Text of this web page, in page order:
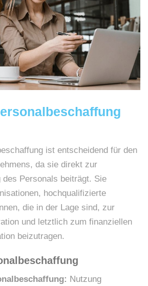
ist entscheidend für den
da sie direkt zur
des Personals beiträgt. Sie
hochqualifizierte
die in der Lage sind, zur
und letztlich zum finanziellen
beizutragen.
Nutzung